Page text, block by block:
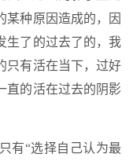
某种原因造成的，因
生了的过去了的，我
只有活在当下，过好
直的活在过去的阴影
有“选择自己认为最